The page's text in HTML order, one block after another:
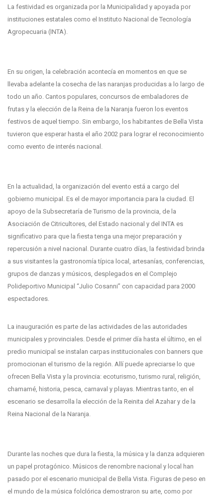
La festividad es organizada por la Municipalidad y apoyada por
instituciones estatales como el Instituto Nacional de Tecnología
Agropecuaria (INTA).
En su origen, la celebración acontecía en momentos en que se
llevaba adelante la cosecha de las naranjas producidas a lo largo de
todo un año. Cantos populares, concursos de embaladores de
frutas y la elección de la Reina de la Naranja fueron los eventos
festivos de aquel tiempo. Sin embargo, los habitantes de Bella Vista
tuvieron que esperar hasta el año 2002 para lograr el reconocimiento
como evento de interés nacional.
En la actualidad, la organización del evento está a cargo del
gobierno municipal. Es el de mayor importancia para la ciudad. El
apoyo de la Subsecretaría de Turismo de la provincia, de la
Asociación de Citricultores, del Estado nacional y del INTA es
significativo para que la fiesta tenga una mejor preparación y
repercusión a nivel nacional. Durante cuatro días, la festividad brinda
a sus visitantes la gastronomía típica local, artesanías, conferencias,
grupos de danzas y músicos, desplegados en el Complejo
Polideportivo Municipal “Julio Cosanni” con capacidad para 2000
espectadores.
La inauguración es parte de las actividades de las autoridades
municipales y provinciales. Desde el primer día hasta el último, en el
predio municipal se instalan carpas institucionales con banners que
promocionan el turismo de la región. Allí puede apreciarse lo que
ofrecen Bella Vista y la provincia: ecoturismo, turismo rural, religión,
chamamé, historia, pesca, carnaval y playas. Mientras tanto, en el
escenario se desarrolla la elección de la Reinita del Azahar y de la
Reina Nacional de la Naranja.
Durante las noches que dura la fiesta, la música y la danza adquieren
un papel protagónico. Músicos de renombre nacional y local han
pasado por el escenario municipal de Bella Vista. Figuras de peso en
el mundo de la música folclórica demostraron su arte, como por